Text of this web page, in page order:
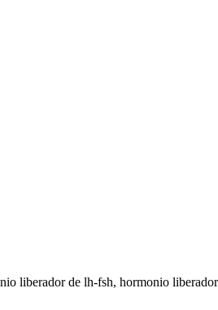
liberador de lh-fsh, hormonio